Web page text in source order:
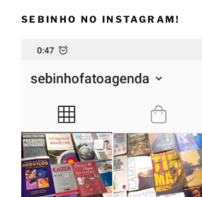
SEBINHO NO INSTAGRAM!